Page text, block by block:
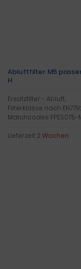
Abluftfilter M5
H
Ersatzfilter - Abluft,
Filterklasse nach
Matchcodes: FPES075-
Lieferzeit:2 Wochen